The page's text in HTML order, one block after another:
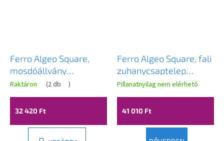
Ferro Algeo Square,
mosdóállvány
csaptelep, fekete matt-
króm, BAQ2BLC
Raktáron (2 db )
32 420 Ft
Ferro Algeo Square, fali
zuhanycsaptelep
zuhanygarnitúra nélkül,
fekete matt-króm,
BAQ7BLC
Pillanatnyilag nem elérhető
41 010 Ft